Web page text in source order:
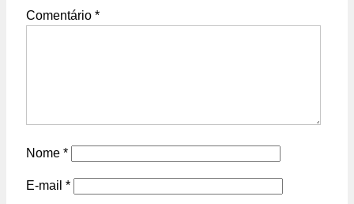
Comentário *
Nome *
E-mail *